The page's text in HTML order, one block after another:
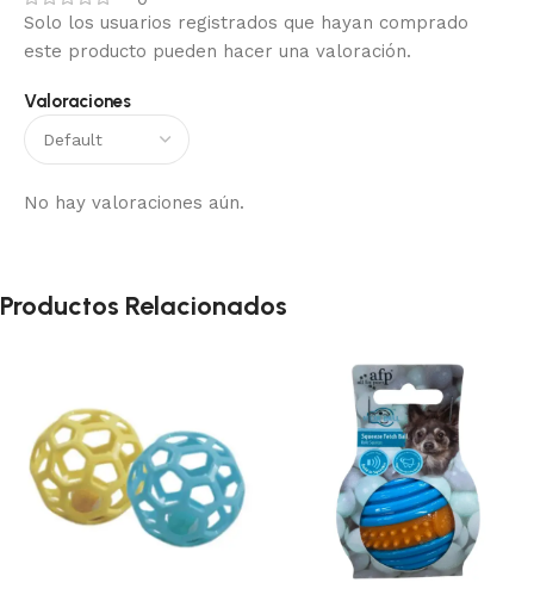
Valoraciones
No hay valoraciones aún.
Solo los usuarios registrados que hayan comprado
este producto pueden hacer una valoración.
Productos Relacionados